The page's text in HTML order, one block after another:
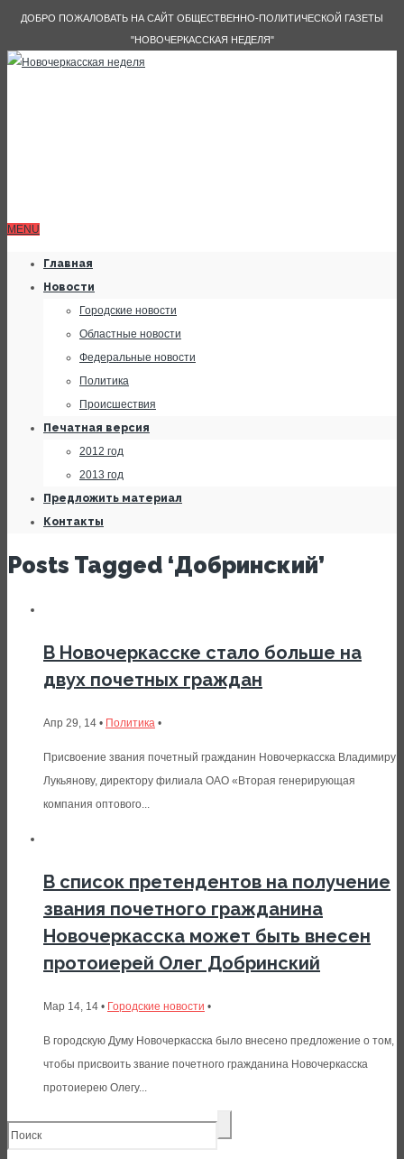
ДОБРО ПОЖАЛОВАТЬ НА САЙТ ОБЩЕСТВЕННО-ПОЛИТИЧЕСКОЙ ГАЗЕТЫ
"НОВОЧЕРКАССКАЯ НЕДЕЛЯ"
MENU
Главная
Новости
Городские новости
Областные новости
Федеральные новости
Политика
Происшествия
Печатная версия
2012 год
2013 год
Предложить материал
Контакты
Posts Tagged ‘Добринский’
В Новочеркасске стало больше на
двух почетных граждан
Апр 29, 14 • Политика •
Присвоение звания почетный гражданин Новочеркасска Владимиру
Лукьянову, директору филиала ОАО «Вторая генерирующая
компания оптового...
В список претендентов на получение
звания почетного гражданина
Новочеркасска может быть внесен
протоиерей Олег Добринский
Мар 14, 14 • Городские новости •
В городскую Думу Новочеркасска было внесено предложение о том,
чтобы присвоить звание почетного гражданина Новочеркасска
протоиерею Олегу...